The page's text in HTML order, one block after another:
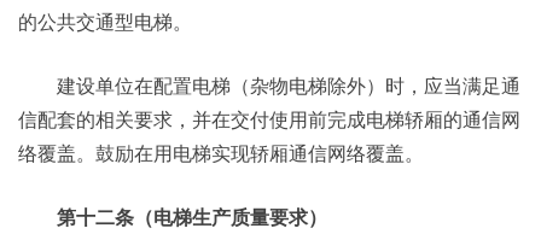
的公共交通型电梯。
建设单位在配置电梯（杂物电梯除外）时，应当满足通
信配套的相关要求，并在交付使用前完成电梯轿厢的通信网
络覆盖。鼓励在用电梯实现轿厢通信网络覆盖。
第十二条（电梯生产质量要求）